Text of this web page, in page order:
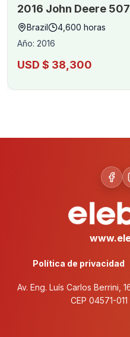
2016 John Deere
Brazil 4,600 horas
Año: 2016
USD $ 38,300
Política de privacidad
Av. Eng. Luís Carlos Berrini,
CEP 04571-